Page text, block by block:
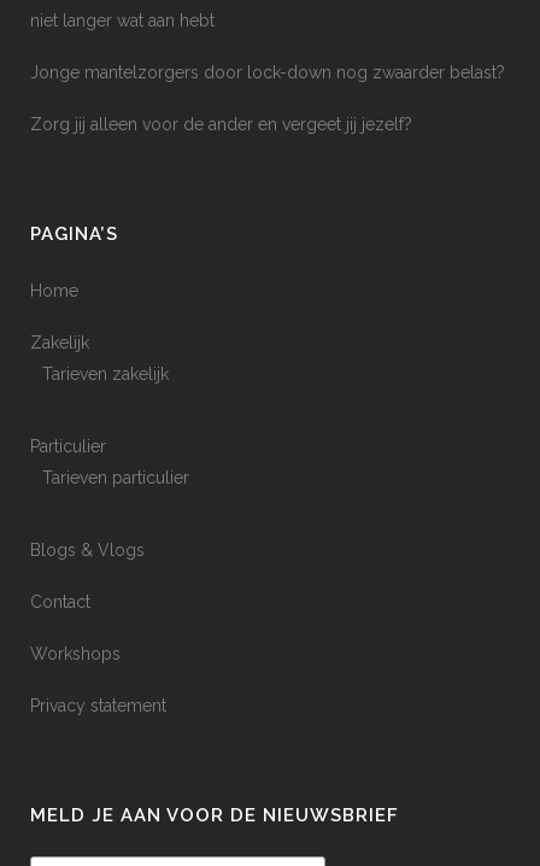
niet langer wat aan hebt
Jonge mantelzorgers door lock-down nog zwaarder belast?
Zorg jij alleen voor de ander en vergeet jij jezelf?
PAGINA’S
Home
Zakelijk
Tarieven zakelijk
Particulier
Tarieven particulier
Blogs & Vlogs
Contact
Workshops
Privacy statement
MELD JE AAN VOOR DE NIEUWSBRIEF